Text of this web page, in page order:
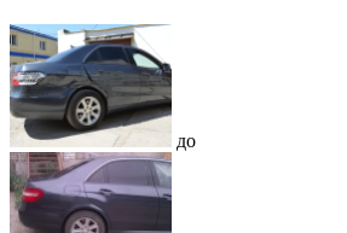
до